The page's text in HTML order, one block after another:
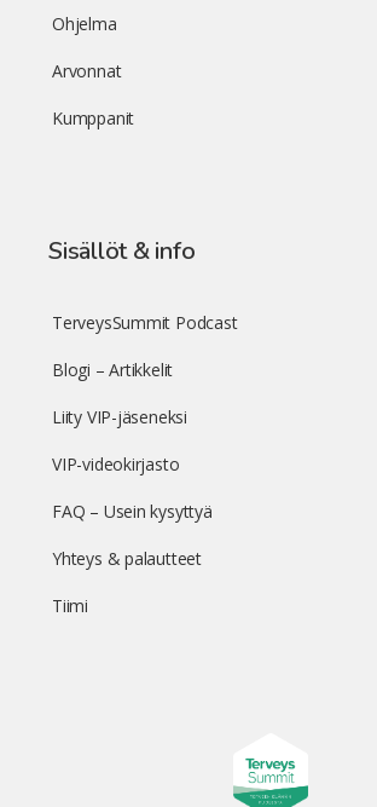
Ohjelma
Arvonnat
Kumppanit
Sisällöt & info
TerveysSummit Podcast
Blogi – Artikkelit
Liity VIP-jäseneksi
VIP-videokirjasto
FAQ – Usein kysyttyä
Yhteys & palautteet
Tiimi